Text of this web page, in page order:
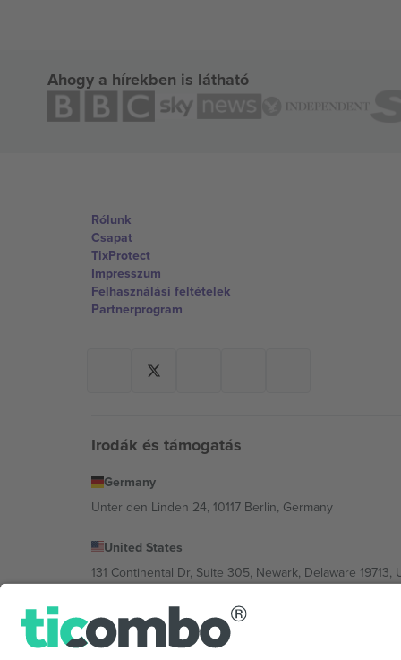
Ahogy a hírekben is látható
Rólunk
Csapat
TixProtect
Impresszum
Felhasználási feltételek
Partnerprogram
Irodák és támogatás
Germany
Unter den Linden 24, 10117 Berlin, Germany
United States
131 Continental Dr, Suite 305, Newark, Delaware 19713,
Bulgaria
Regus Sofia City West, bul Totleben 53-55, 1606 Sofia,